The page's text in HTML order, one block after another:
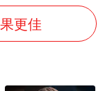
几元成本的AI广告导致千万市值蒸发
更佳